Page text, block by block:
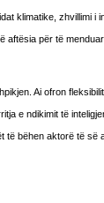
klimatike, zhvillimi i
aftësia për të
Ai ofron
e ndikimit të
bëhen aktorë të së